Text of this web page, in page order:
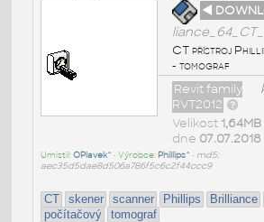
◄
CT přístroj
- tomograf
Revit family
RVT2012
Velikost 1,64MB
dne 07.07.2018
Umístil:OPlavek^ • Výrobce: Phillips^ • md5:
aec35d5dae8d506a786f5c6c2f44ccc9
CT skener scanner Phillips Brilliance
počítačový
tomograf